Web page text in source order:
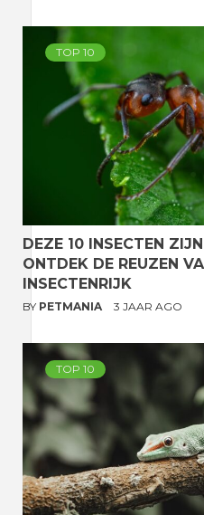
TOP 10
DEZE 10 INSECTEN
ONTDEK DE REUZEN
INSECTENRIJK
BY PETMANIA 3 JAAR AGO
TOP 10